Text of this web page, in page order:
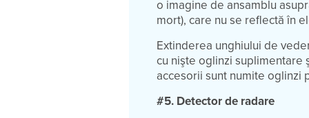
o imagine de ansamblu
mort), care nu se reflectă în
Extinderea unghiului de
cu nişte oglinzi suplimentare
accesorii sunt numite oglinzi
#5. Detector de radare